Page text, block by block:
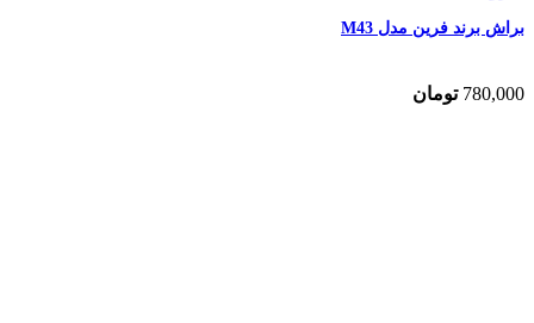
براش برند فرین مدل M43
780,000 تومان